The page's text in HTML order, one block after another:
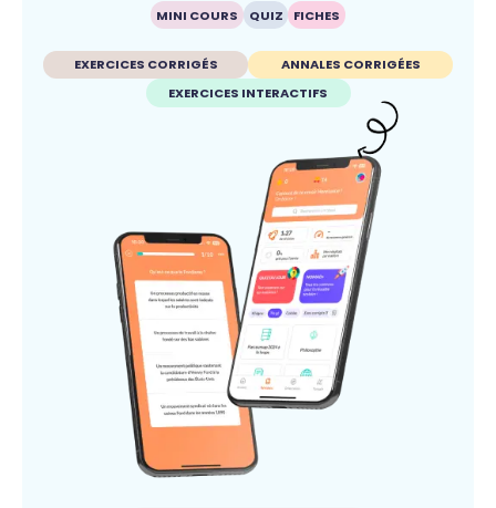
MINI COURS QUIZ FICHES
EXERCICES CORRIGÉS
ANNALES CORRIGÉES
EXERCICES INTERACTIFS